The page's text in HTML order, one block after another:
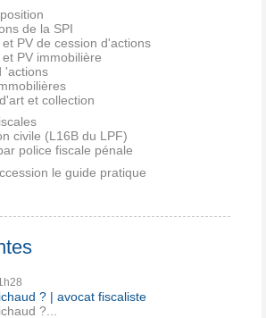
de la SPI
PV de cession d'actions
PV immobilière
'actions
et collection
civile (L16B du LPF)
police fiscale pénale
le guide pratique
? | avocat fiscaliste
?...